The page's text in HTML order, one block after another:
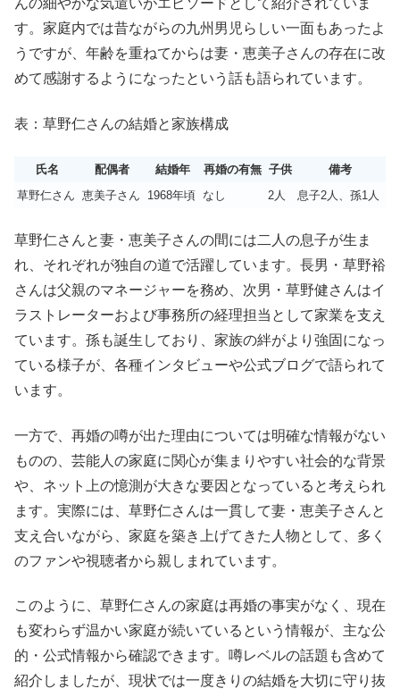
んの細やかな気遣いがエピソードとして紹介されていま
す。家庭内では昔ながらの九州男児らしい一面もあったよ
うですが、年齢を重ねてからは妻・恵美子さんの存在に改
めて感謝するようになったという話も語られています。
表：草野仁さんの結婚と家族構成
氏名 配偶者 結婚年 再婚の有無 子供
備考
草野仁さん 恵美子さん 1968年頃 なし 2人 息子2人、孫1人
草野仁さんと妻・恵美子さんの間には二人の息子が生ま
れ、それぞれが独自の道で活躍しています。長男・草野裕
さんは父親のマネージャーを務め、次男・草野健さんはイ
ラストレーターおよび事務所の経理担当として家業を支え
ています。孫も誕生しており、家族の絆がより強固になっ
ている様子が、各種インタビューや公式ブログで語られて
います。
一方で、再婚の噂が出た理由については明確な情報がない
ものの、芸能人の家庭に関心が集まりやすい社会的な背景
や、ネット上の憶測が大きな要因となっていると考えられ
ます。実際には、草野仁さんは一貫して妻・恵美子さんと
支え合いながら、家庭を築き上げてきた人物として、多く
のファンや視聴者から親しまれています。
このように、草野仁さんの家庭は再婚の事実がなく、現在
も変わらず温かい家庭が続いているという情報が、主な公
的・公式情報から確認できます。噂レベルの話題も含めて
紹介しましたが、現状では一度きりの結婚を大切に守り抜